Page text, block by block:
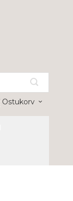
Ostukorv